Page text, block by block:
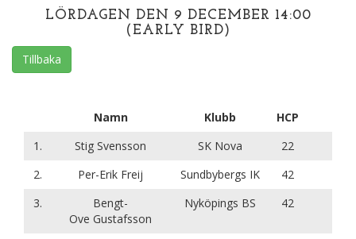
LÖRDAGEN DEN 9 DECEMBER 14:00
(EARLY BIRD)
Tillbaka
Namn Klubb
HCP
1.
Stig Svensson SK Nova
22
2.
Per-Erik Freij Sundbybergs IK
42
3.
Bengt-
Ove Gustafsson
Nyköpings BS 42